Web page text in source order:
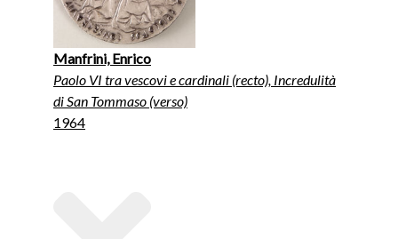
Manfrini, Enrico
Paolo VI tra vescovi e cardinali (recto), Incredulità
di San Tommaso (verso)
1964